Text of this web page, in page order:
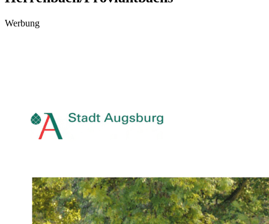
Werbung